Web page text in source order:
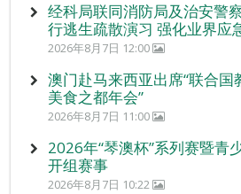
经科局联同消防局及治安警
行逃生疏散演习 强化业界应
2026年8月7日 12:00
澳门赴马来西亚出席“联合
美食之都年会”
2026年8月7日 11:00
2026年“琴澳杯”系列赛暨青
开组赛事
2026年8月7日 10:22